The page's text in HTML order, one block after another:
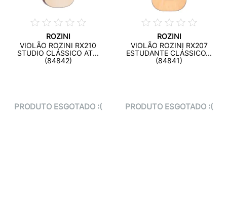
ROZINI
VIOLÃO ROZINI RX210
STUDIO CLÁSSICO AT...
(84842)
PRODUTO ESGOTADO :(
ROZINI
VIOLÃO ROZINI RX207
ESTUDANTE CLÁSSICO...
(84841)
PRODUTO ESGOTADO :(